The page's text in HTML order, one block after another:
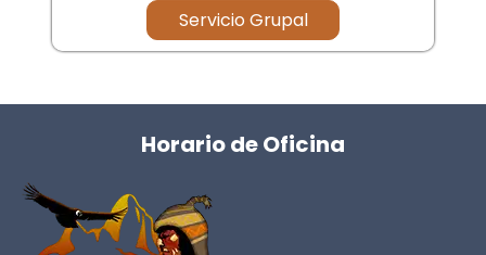
Servicio Grupal
Horario de Oficina